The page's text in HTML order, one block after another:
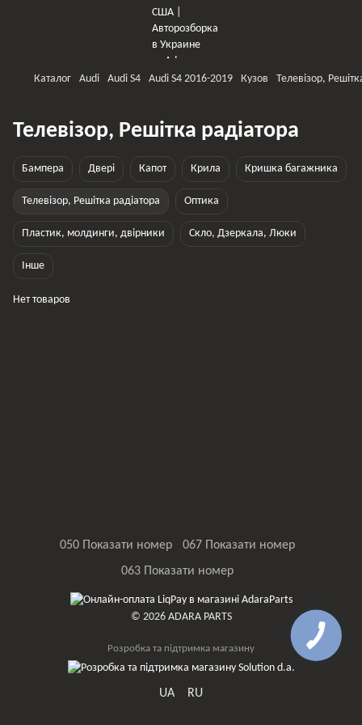
Каталог Audi Audi S4 Audi S4 2016-2019 Кузов Телевізор,
Телевізор, Решітка радіатора
Бампера Двері Капот Крила Кришка багажника
Телевізор, Решітка радіатора Оптика
Пластик, молдинги, двірники Скло, Дзеркала, Люки
Інше
Нет товаров
050 Показати номер
067 Показати номер
063 Показати номер
© 2026 ADARA PARTS
Розробка та підтримка магазину
UA RU